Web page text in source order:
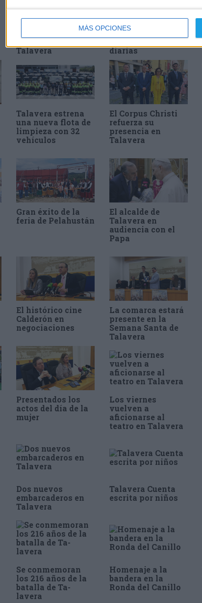
MÁS OPCIONES
biometano en
Talavera
funciona en Pepino
con múltiples
expediciones
diarias
Talavera estrena
una nueva flota de
limpieza con 32
vehículos
El Corpus Christi
refuerza su
presencia en
Talavera
Gran éxito de la
feria de Pelahustán
El alcalde de
Talavera en
audiencia con el
Papa
El histórico cine
Calderón en
negociaciones
La comarca estará
presente en la
Semana Santa de
Talavera
Presentados los
actos del día de la
mujer
Los viernes
vuelven a
aficionarse al
teatro en Talavera
Dos nuevos
embarcaderos en
Talavera
Talavera Cuenta
escrita por niños
Se conmemoran
los 216 años de la
batalla de Ta-
lavera
Homenaje a la
bandera en la
Ronda del Canillo